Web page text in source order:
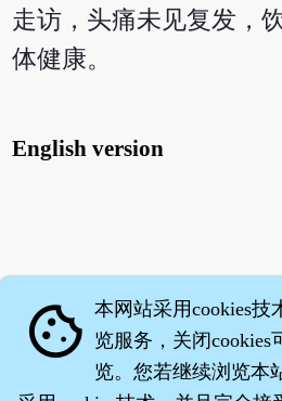
走访，头痛未见复发，
体健康。
English version
cookie 本网站采用cookies技
览服务，关闭cookies
览。您若继续浏览本